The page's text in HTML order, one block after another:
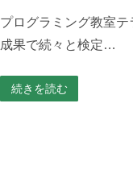
プログラミング教室
成果で続々と検定…
続きを読む